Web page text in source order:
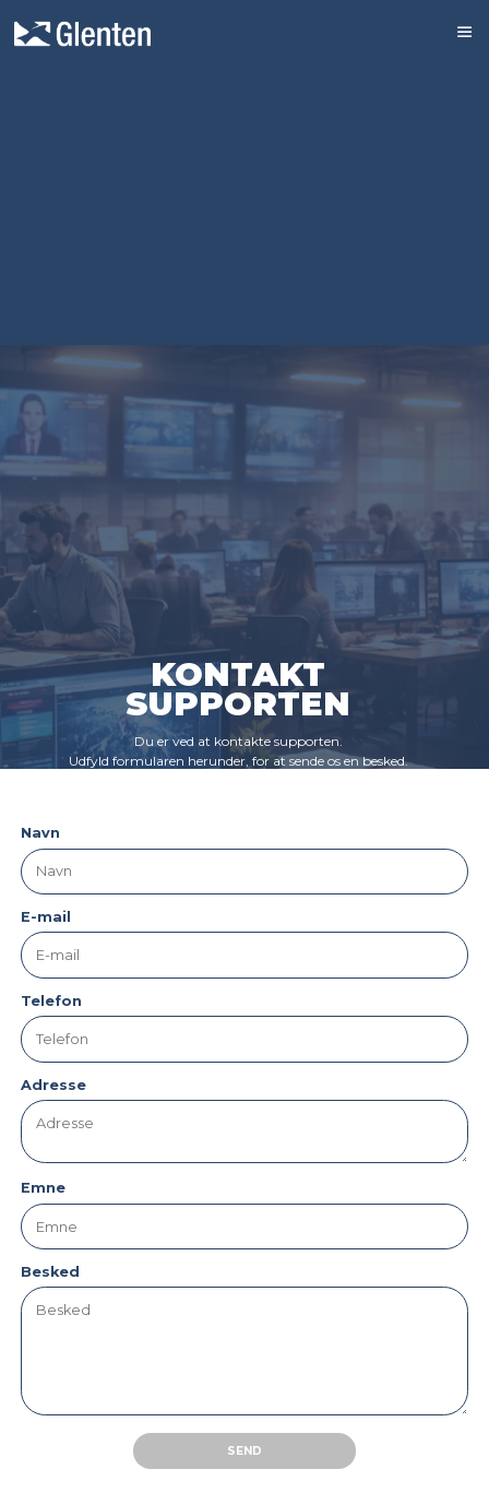
KONTAKT
SUPPORTEN
Du er ved at kontakte supporten.
Udfyld formularen herunder, for at sende os en besked.
Navn
E-mail
Telefon
Adresse
Emne
Besked
SEND